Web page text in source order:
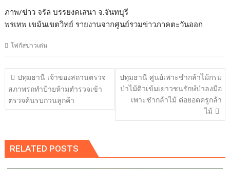
ภาพ/ข่าว จรัล บรรยงคเสนา จ.จันทบุรี
พรเทพ เขม้นเขตวิทย์ รายงานจากศูนย์รวมข่าวภาคตะวันออก
โฟกัสข่าวเด่น
แนะแนว
เรื่อง
ปทุมธานี เจ้าของสถานตรวจ
สภาพรถทำป้ายห้ามตำรวจเข้า
ตรวจค้นรบกวนลูกค้า
ปทุมธานี ศูนย์เพาะชำกล้าไม้กรม
ป่าไม้ติวเข้มเยาวชนรักษ์ป่าลงมือ
เพาะชำกล้าไม้ ต่อยอดครูกล้า
ไม้
RELATED POSTS